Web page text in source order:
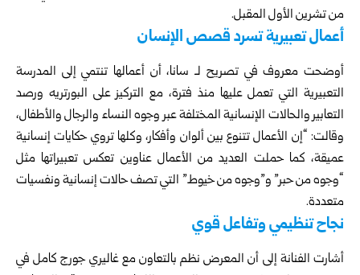
من تشرين الأول المقبل.
أعمال تعبيرية تسرد قصص الإنسان
أوضحت معروف في تصريح لـ سانا، أن أعمالها تنتمي إلى المدرسة
التعبيرية التي تعمل عليها منذ فترة، مع التركيز على البورتريه ورصد
التعابير والحالات الإنسانية المختلفة عبر وجوه النساء والرجال والأطفال،
وقالت: “إن الأعمال تتنوع بين ألوان وأفكار، وكلها تروي حكايات إنسانية
عميقة، كما حملت العديد من الأعمال عناوين تعكس تعبيراتها مثل
“وجوه من حبر” و”وجوه من خيوط” التي تصف حالات إنسانية ونفسيات
متعددة.
نجاح تنظيمي وتفاعل قوي
أشارت الفنانة إلى أن المعرض نظم بالتعاون مع غاليري جورج كامل في